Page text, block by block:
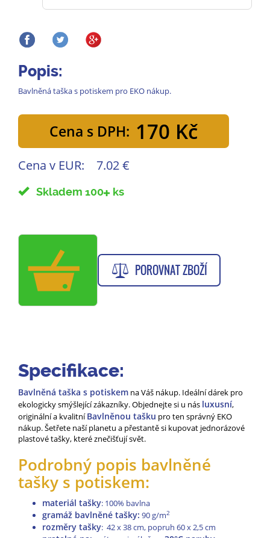
Popis:
Bavlněná taška s potiskem pro EKO nákup.
Cena s DPH: 170 Kč
Cena v EUR: 7.02 €
Skladem 100 ks
POROVNAT ZBOŽÍ
Specifikace:
Bavlněná taška s potiskem na Váš nákup. Ideální dárek pro
ekologicky smýšlející zákazníky. Objednejte si u nás luxusní,
originální a kvalitníBavlněnou tašku pro ten správný EKO
nákup. Šetřete naší planetu a přestantě si kupovat jednorázové
plastové tašky, které znečišťují svět.
Podrobný popis bavlněné
tašky s potiskem:
materiál tašky: 100% bavlna
gramáž bavlněné tašky: 90 g/m2
rozměry tašky: 42 x 38 cm, popruh 60 x 2,5 cm